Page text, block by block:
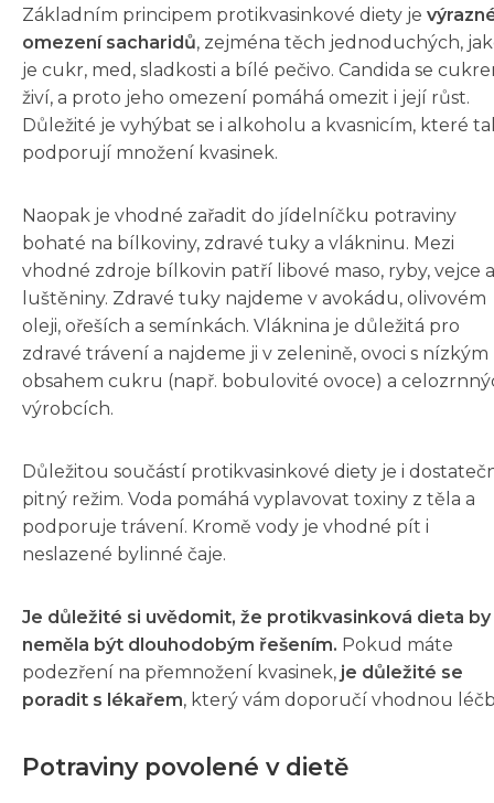
Základním principem protikvasinkové diety je
omezení sacharidů, zejména těch jednoduchých,
je cukr, med, sladkosti a bílé pečivo. Candida se
živí, a proto jeho omezení pomáhá omezit i její růst.
Důležité je vyhýbat se i alkoholu a kvasnicím, které
podporují množení kvasinek.
Naopak je vhodné zařadit do jídelníčku potraviny
bohaté na bílkoviny, zdravé tuky a vlákninu. Mezi
vhodné zdroje bílkovin patří libové maso, ryby, vejce a
luštěniny. Zdravé tuky najdeme v avokádu, olivovém
oleji, ořeších a semínkách. Vláknina je důležitá pro
zdravé trávení a najdeme ji v zelenině, ovoci s nízkým
obsahem cukru (např. bobulovité ovoce) a
výrobcích.
Důležitou součástí protikvasinkové diety je i
pitný režim. Voda pomáhá vyplavovat toxiny z těla a
podporuje trávení. Kromě vody je vhodné pít i
neslazené bylinné čaje.
Je důležité si uvědomit, že protikvasinková dieta by
neměla být dlouhodobým řešením. Pokud máte
podezření na přemnožení kvasinek, je důležité se
poradit s lékařem, který vám doporučí vhodnou
Potraviny povolené v dietě